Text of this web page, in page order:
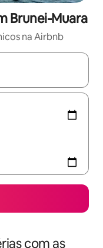
Brunei-Muara
na Airbnb
navegue com
com as